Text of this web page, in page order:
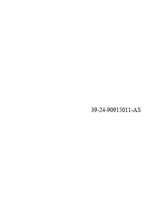
39-24-90915011-AS